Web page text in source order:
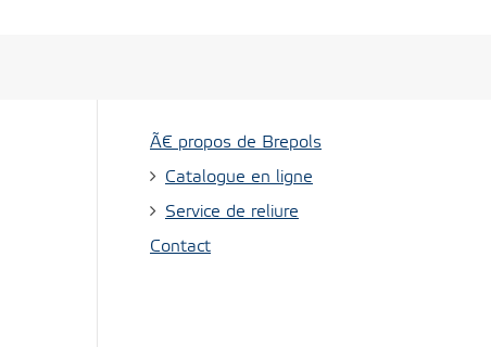
Ã€ propos de Brepols
Catalogue en ligne
Service de reliure
Contact